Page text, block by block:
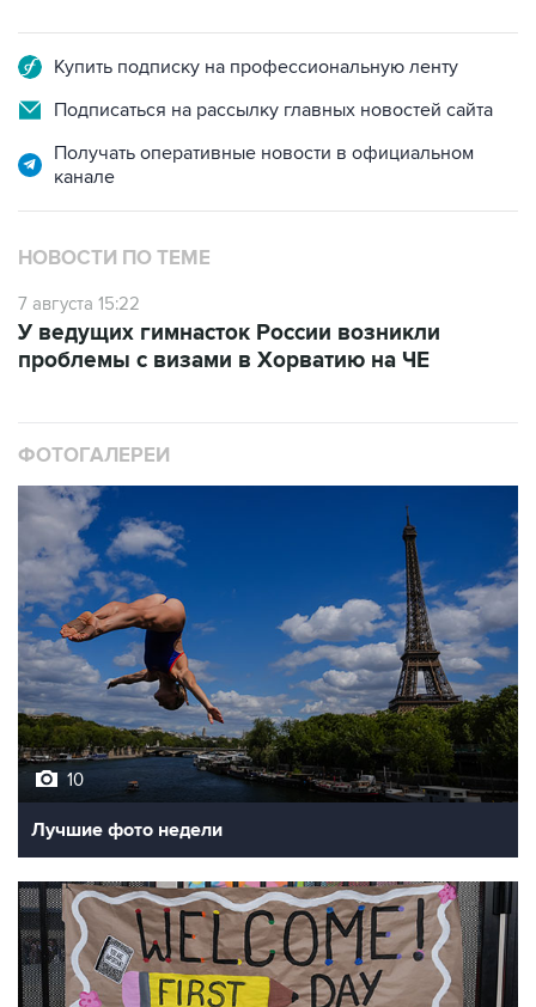
Купить подписку на профессиональную ленту
Подписаться на рассылку главных новостей сайта
Получать оперативные новости в официальном
канале
НОВОСТИ ПО ТЕМЕ
7 августа 15:22
У ведущих гимнасток России возникли
проблемы с визами в Хорватию на ЧЕ
ФОТОГАЛЕРЕИ
10
Лучшие фото недели